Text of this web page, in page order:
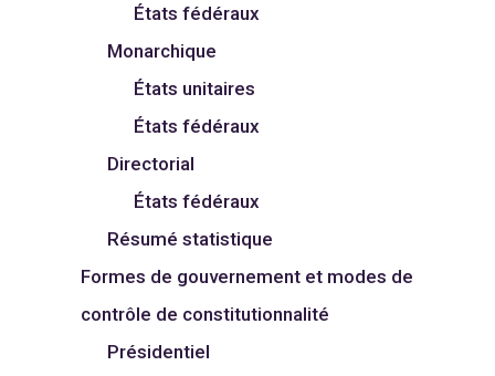
États fédéraux
Monarchique
États unitaires
États fédéraux
Directorial
États fédéraux
Résumé statistique
Formes de gouvernement et modes de
contrôle de constitutionnalité
Présidentiel